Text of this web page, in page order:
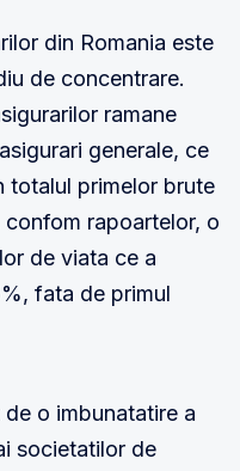
din Romania este
de concentrare.
ramane
generale, ce
totalul primelor brute
rapoartelor, o
de viata ce a
fata de primul
o imbunatatire a
societatilor de